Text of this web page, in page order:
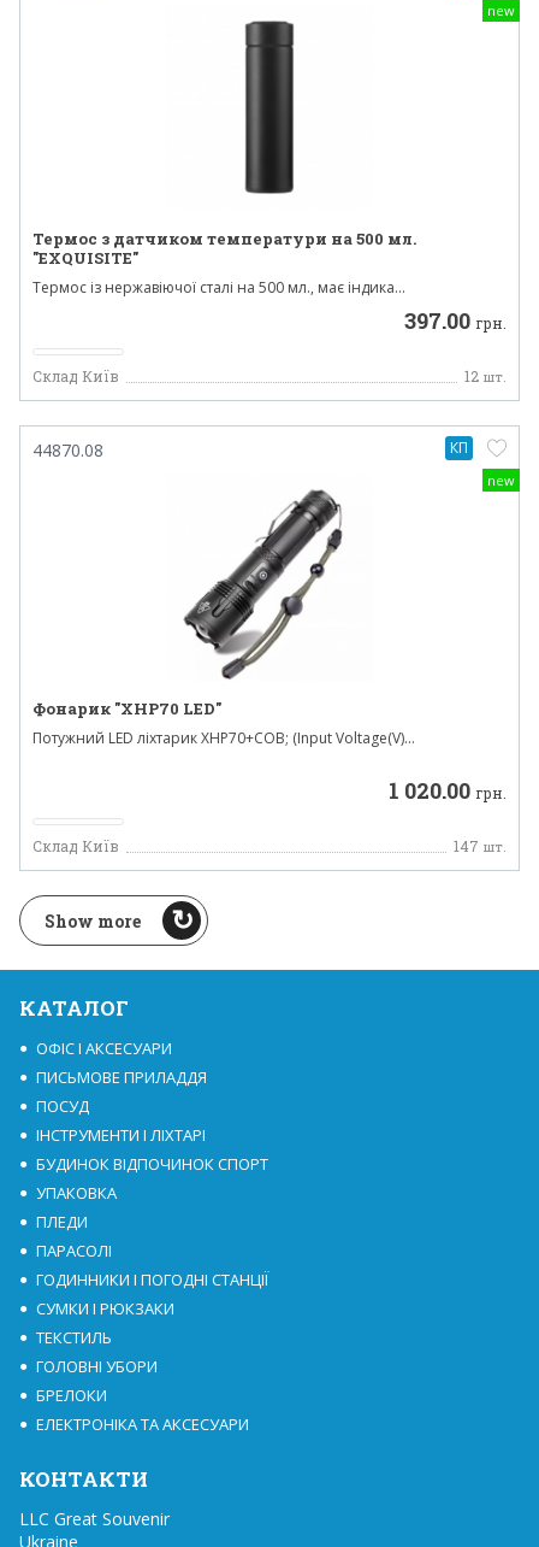
new
Термос з датчиком температури на 500 мл.
"EXQUISITE"
Термос із нержавіючої сталі на 500 мл., має індика...
397.00 грн.
Склад Київ 12 шт.
new
44870.08
Фонарик "XHP70 LED"
Потужний LED ліхтарик XHP70+COB; (Input Voltage(V)...
1 020.00 грн.
Склад Київ 147 шт.
КП
Show more
КАТАЛОГ
ОФІС І АКСЕСУАРИ
ПИСЬМОВЕ ПРИЛАДДЯ
ПОСУД
ІНСТРУМЕНТИ І ЛІХТАРІ
БУДИНОК ВІДПОЧИНОК СПОРТ
УПАКОВКА
ПЛЕДИ
ПАРАСОЛІ
ГОДИННИКИ І ПОГОДНІ СТАНЦІЇ
СУМКИ І РЮКЗАКИ
ТЕКСТИЛЬ
ГОЛОВНІ УБОРИ
БРЕЛОКИ
ЕЛЕКТРОНІКА ТА АКСЕСУАРИ
КОНТАКТИ
LLC Great Souvenir
Ukraine